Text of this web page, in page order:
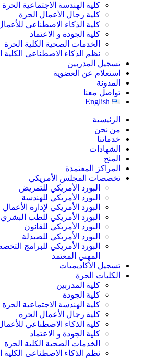
كلية الهندسة الاجتماعية الحرة
كلية رجال الأعمال الحرة
كلية الذكاء الاصطناعي
كلية الجودة و الاعتماد
الخدمات الصحية الكلية الحرة
نظم الذكاء الاصطناعى الكلية
تسجيل المدربين
استعلام عن العضوية
المدونة
تواصل معنا
English
الرئيسية
من نحن
خدماتنا
الشهادات
المنح
المراكز المعتمدة
تخصصات المجلس الأمريكي
البورد الأمريكي للتمريض
البورد الأمريكي للهندسة
البورد الأمريكي لإدارة الأعمال
البورد الأمريكي للطب البشري
البورد الأمريكي للقانون
البورد الأمريكي للصيدلة
البورد الأمريكي للبرامج
المهني المعتمد
تسجيل الأكاديميات
الكليات الحرة
كلية المدربين
كلية الجودة
كلية الهندسة الاجتماعية الحرة
كلية رجال الأعمال الحرة
كلية الذكاء الاصطناعي
كلية الجودة و الاعتماد
الخدمات الصحية الكلية الحرة
نظم الذكاء الاصطناعى الكلية